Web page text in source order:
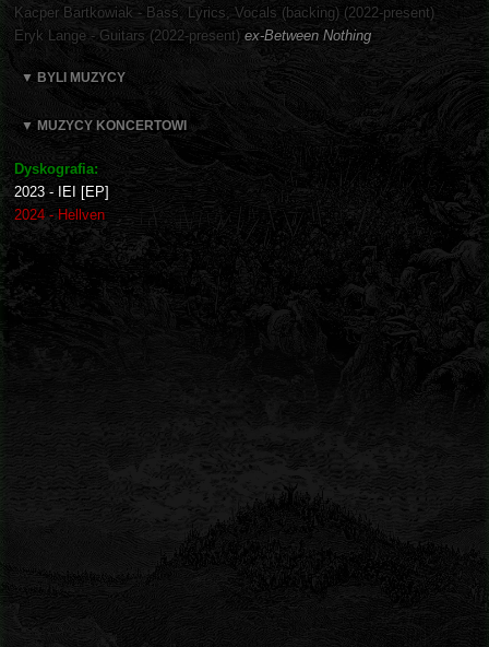
Kacper Bartkowiak - Bass, Lyrics, Vocals (backing) (2022-present)
Eryk Lange - Guitars (2022-present) ex-Between Nothing
▼ BYLI MUZYCY
▼ MUZYCY KONCERTOWI
Dyskografia:
2023 - IEI [EP]
2024 - Hellven